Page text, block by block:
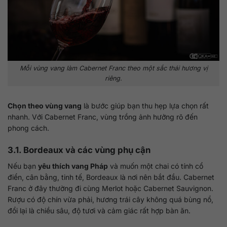
Mỗi vùng vang làm Cabernet Franc theo một sắc thái hương vị
riêng.
Chọn theo vùng vang là bước giúp bạn thu hẹp lựa chọn rất
nhanh. Với Cabernet Franc, vùng trồng ảnh hưởng rõ đến
phong cách.
3.1. Bordeaux và các vùng phụ cận
Nếu bạn yêu thích vang Pháp và muốn một chai có tính cổ
điển, cân bằng, tinh tế, Bordeaux là nơi nên bắt đầu. Cabernet
Franc ở đây thường đi cùng Merlot hoặc Cabernet Sauvignon.
Rượu có độ chín vừa phải, hương trái cây không quá bùng nổ,
đổi lại là chiều sâu, độ tươi và cảm giác rất hợp bàn ăn.